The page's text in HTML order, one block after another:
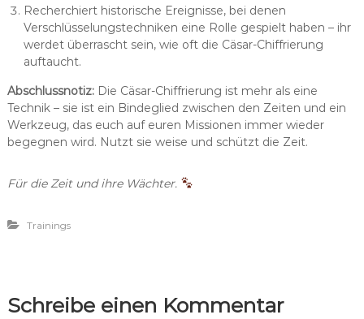
Recherchiert historische Ereignisse, bei denen
Verschlüsselungstechniken eine Rolle gespielt haben – ihr
werdet überrascht sein, wie oft die Cäsar-Chiffrierung
auftaucht.
Abschlussnotiz:Die Cäsar-Chiffrierung ist mehr als eine
Technik – sie ist ein Bindeglied zwischen den Zeiten und ein
Werkzeug, das euch auf euren Missionen immer wieder
begegnen wird. Nutzt sie weise und schützt die Zeit.
Für die Zeit und ihre Wächter.
Trainings
Schreibe einen Kommentar